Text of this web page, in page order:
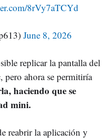
8rVy7aTCYd
June 8, 2026
replicar la pantalla del
ahora se permitiría
haciendo que se
mini.
reabrir la aplicación y